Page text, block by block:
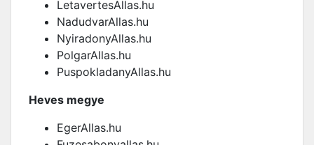
LetavertesAllas.hu
NadudvarAllas.hu
NyiradonyAllas.hu
PolgarAllas.hu
PuspokladanyAllas.hu
Heves megye
EgerAllas.hu